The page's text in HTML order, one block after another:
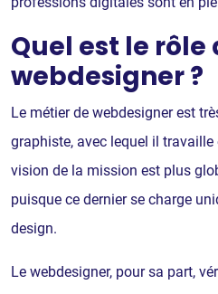
Quel est le rôle
webdesigner ?
Le métier de webdesigner est
graphiste, avec lequel il
vision de la mission est plus
puisque ce dernier se charge
design.
Le webdesigner, pour sa part,